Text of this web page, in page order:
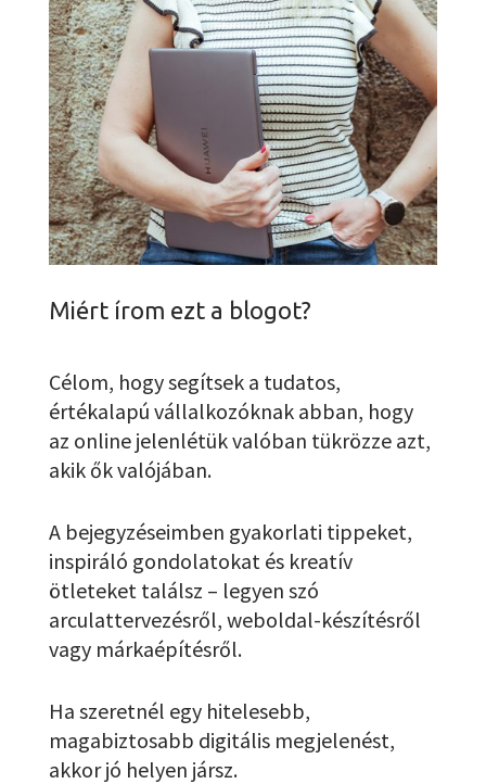
Miért írom ezt a blogot?
Célom, hogy segítsek a tudatos,
értékalapú vállalkozóknak abban, hogy
az online jelenlétük valóban tükrözze azt,
akik ők valójában.
A bejegyzéseimben gyakorlati tippeket,
inspiráló gondolatokat és kreatív
ötleteket találsz – legyen szó
arculattervezésről, weboldal-készítésről
vagy márkaépítésről.
Ha szeretnél egy hitelesebb,
magabiztosabb digitális megjelenést,
akkor jó helyen jársz.